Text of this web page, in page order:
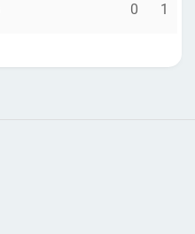
0 1